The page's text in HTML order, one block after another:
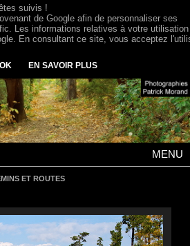
MENU
ET ROUTES
suivis !
de Google afin de personnaliser ses
Les informations relatives à votre
En consultant ce site, vous acceptez
OK EN SAVOIR PLUS